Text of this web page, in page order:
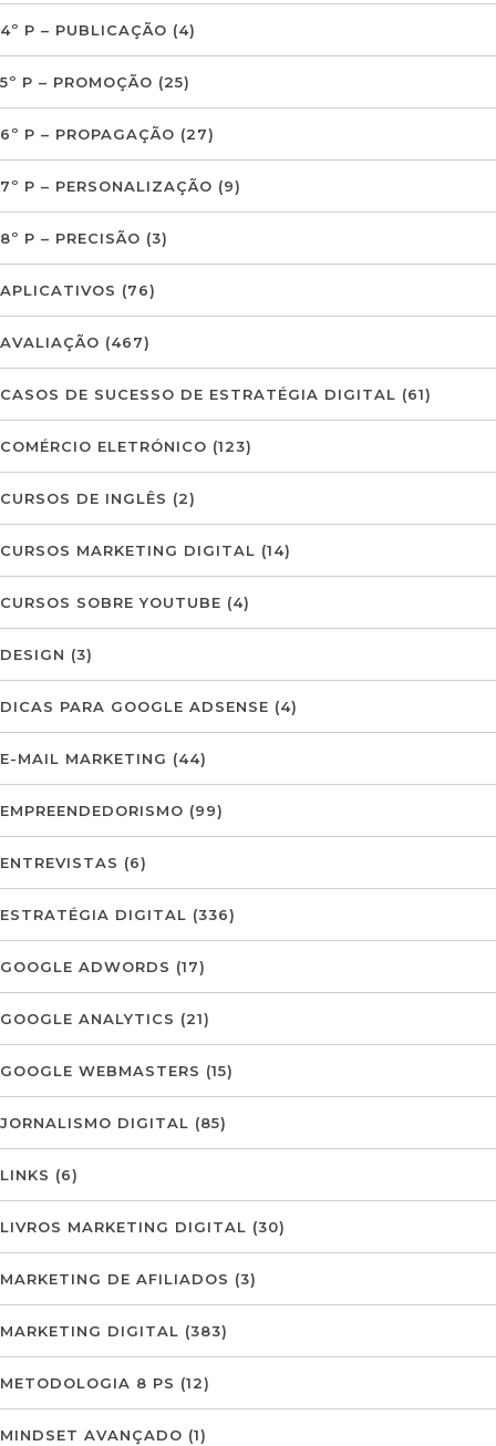
4º P – PUBLICAÇÃO (4)
5º P – PROMOÇÃO (25)
6º P – PROPAGAÇÃO (27)
7º P – PERSONALIZAÇÃO (9)
8º P – PRECISÃO (3)
APLICATIVOS (76)
AVALIAÇÃO (467)
CASOS DE SUCESSO DE ESTRATÉGIA DIGITAL (61)
COMÉRCIO ELETRÓNICO (123)
CURSOS DE INGLÊS (2)
CURSOS MARKETING DIGITAL (14)
CURSOS SOBRE YOUTUBE (4)
DESIGN (3)
DICAS PARA GOOGLE ADSENSE (4)
E-MAIL MARKETING (44)
EMPREENDEDORISMO (99)
ENTREVISTAS (6)
ESTRATÉGIA DIGITAL (336)
GOOGLE ADWORDS (17)
GOOGLE ANALYTICS (21)
GOOGLE WEBMASTERS (15)
JORNALISMO DIGITAL (85)
LINKS (6)
LIVROS MARKETING DIGITAL (30)
MARKETING DE AFILIADOS (3)
MARKETING DIGITAL (383)
METODOLOGIA 8 PS (12)
MINDSET AVANÇADO (1)